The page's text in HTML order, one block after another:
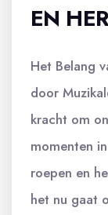
EN
Het Belang
door
kracht om
momenten
roepen en
het nu gaat